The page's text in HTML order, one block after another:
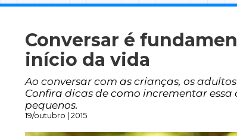
Conversar é
início da vida
Ao conversar com as crianças, os
Confira dicas de como incrementar
pequenos.
19/outubro | 2015